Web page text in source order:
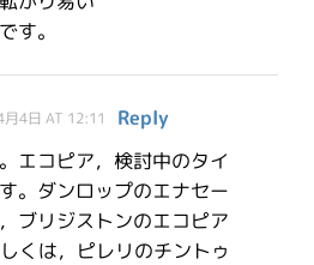
す。
4日 AT 12:11
Reply
エコピア，検討中のタイ
。ダンロップのエナセー
ブリジストンのエコピア
くは，ピレリのチントゥ